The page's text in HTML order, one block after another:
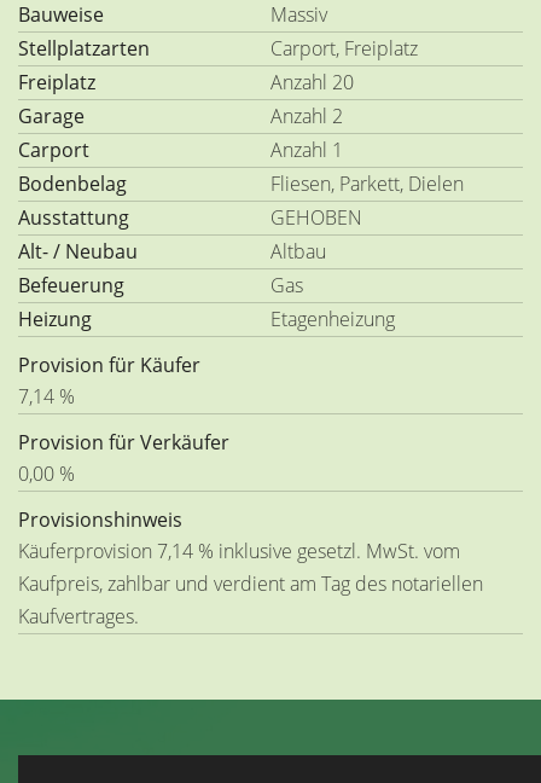
Bauweise
Massiv
Stellplatzarten
Carport, Freiplatz
Freiplatz
Anzahl 20
Garage
Anzahl 2
Carport
Anzahl 1
Bodenbelag
Fliesen, Parkett, Dielen
Ausstattung
GEHOBEN
Alt- / Neubau
Altbau
Befeuerung
Gas
Heizung
Etagenheizung
Provision für Käufer
7,14 %
Provision für Verkäufer
0,00 %
Provisionshinweis
Käuferprovision 7,14 % inklusive gesetzl. MwSt. vom
Kaufpreis, zahlbar und verdient am Tag des notariellen
Kaufvertrages.